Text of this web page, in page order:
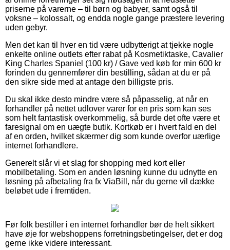
priserne på varerne – til børn og babyer, samt også til
voksne – kolossalt, og endda nogle gange præstere levering
uden gebyr.
Men det kan til hver en tid være udbytterigt at tjekke nogle
enkelte online outlets efter rabat på Kosmetiktaske, Cavalier
King Charles Spaniel (100 kr) / Gave ved køb for min 600 kr
forinden du gennemfører din bestilling, sådan at du er på
den sikre side med at antage den billigste pris.
Du skal ikke desto mindre være så påpasselig, at når en
forhandler på nettet udlover varer for en pris som kan ses
som helt fantastisk overkommelig, så burde det ofte være et
faresignal om en uægte butik. Kortkøb er i hvert fald en del
af en orden, hvilket skærmer dig som kunde overfor uærlige
internet forhandlere.
Generelt slår vi et slag for shopping med kort eller
mobilbetaling. Som en anden løsning kunne du udnytte en
løsning på afbetaling fra fx ViaBill, når du gerne vil dække
beløbet ude i fremtiden.
Før folk bestiller i en internet forhandler bør de helt sikkert
have øje for webshoppens forretningsbetingelser, det er dog
gerne ikke videre interessant.